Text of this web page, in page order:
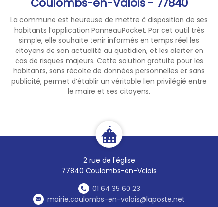
La commune est heureuse de mettre à disposition de ses
habitants l’application PanneauPocket. Par cet outil très
simple, elle souhaite tenir informés en temps réel les
citoyens de son actualité au quotidien, et les alerter en
cas de risques majeurs. Cette solution gratuite pour les
habitants, sans récolte de données personnelles et sans
publicité, permet d’établir un véritable lien privilégié entre
le maire et ses citoyens.
2 rue de l'église
77840 Coulombs-en-Valois
01 64 35 60 23
mairie.coulombs-en-valois@laposte.net
français)
https://www.slsclassic.nl/